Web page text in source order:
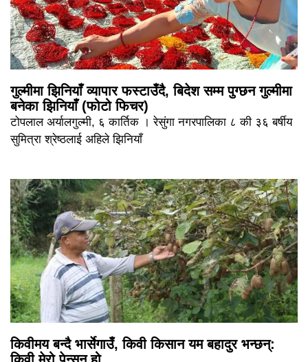
गुल्मीमा झिनियाँ व्यापार फस्टाउँदै, बिदेश सम्म पुग्छन गुल्मीमा
बनेका झिनियाँ (फोटो फिचर)
टोपलाल अर्यालगुल्मी, ६ कार्तिक । रेसुंगा नगरपालिका ८ की ३६ बर्षीय
सुमित्रा श्रेष्ठलाई अहिले झिनियाँ
किवीमय बन्दै भार्सेगाउँ, किवी किसान यम बहादुर भन्छन्: